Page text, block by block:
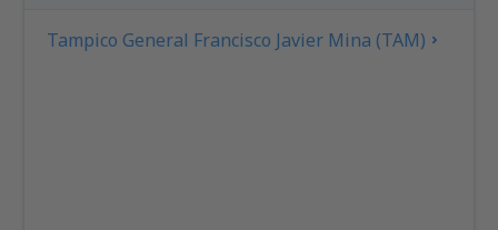
Tampico General Francisco Javier Mina (TAM)